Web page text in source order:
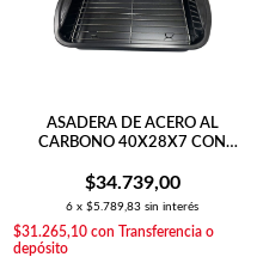
ASADERA DE ACERO AL
CARBONO 40X28X7 CON
$34.739,00
6 x$5.789,83 sin interés
$31.265,10con Transferencia o
depósito